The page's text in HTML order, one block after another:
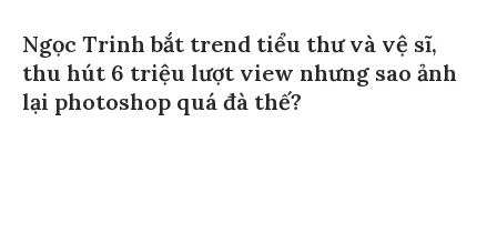
Ngọc Trinh bắt trend tiểu thư và vệ sĩ,
thu hút 6 triệu lượt view nhưng sao ảnh
lại photoshop quá đà thế?